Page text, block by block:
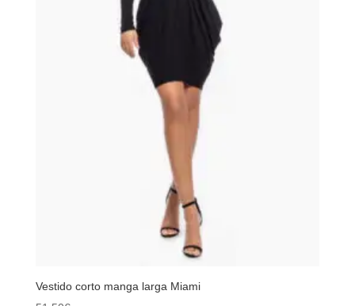
Vestido corto manga larga Miami